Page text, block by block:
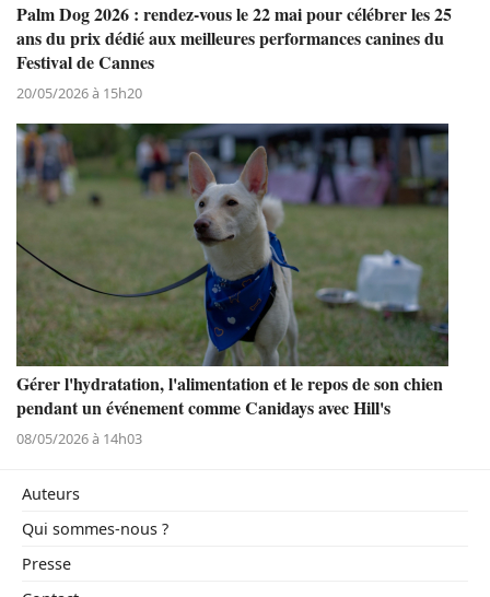
Palm Dog 2026 : rendez-vous le 22 mai pour célébrer les 25
ans du prix dédié aux meilleures performances canines du
Festival de Cannes
20/05/2026 à 15h20
Gérer l'hydratation, l'alimentation et le repos de son chien
pendant un événement comme Canidays avec Hill's
08/05/2026 à 14h03
Auteurs
Qui sommes-nous ?
Presse